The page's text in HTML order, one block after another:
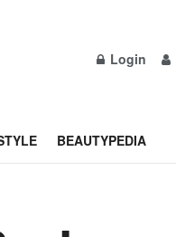
Login
BEAUTYPEDIA